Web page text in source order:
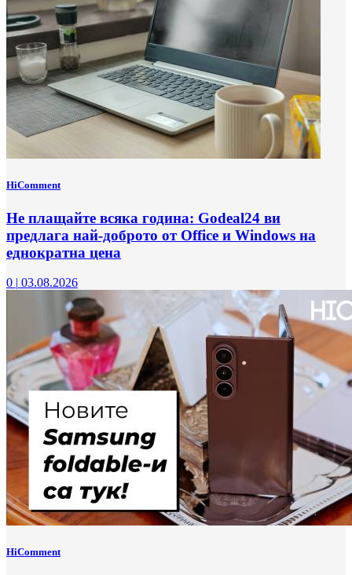
HiComment
Не плащайте всяка година: Godeal24 ви
предлага най-доброто от Office и Windows на
еднократна цена
0 | 03.08.2026
HiComment